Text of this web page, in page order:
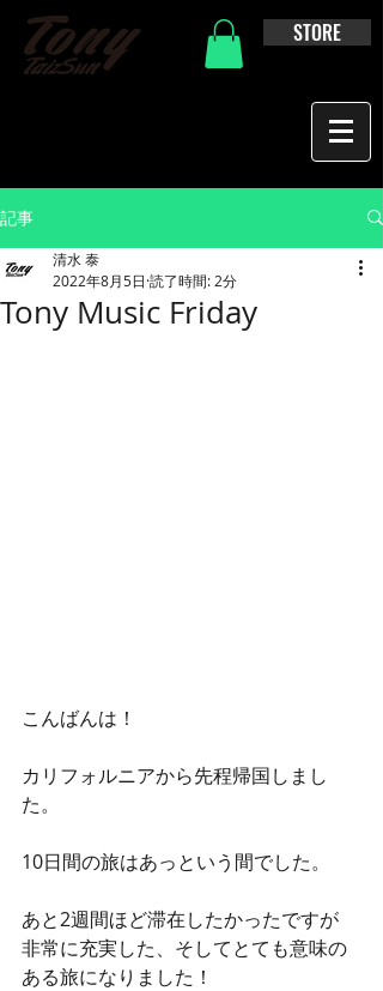
STORE
記事
Tony Music Friday
清水 泰
2022年8月5日 読了時間: 2分
こんばんは！
カリフォルニアから先程帰国しまし
た。
10日間の旅はあっという間でした。
あと2週間ほど滞在したかったですが
非常に充実した、そしてとても意味の
ある旅になりました！